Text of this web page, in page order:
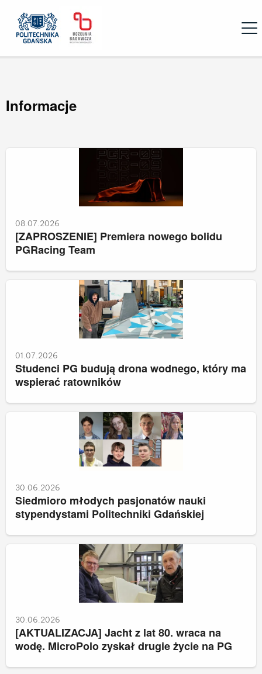
Informacje
08.07.2026
[ZAPROSZENIE] Premiera nowego bolidu
PGRacing Team
01.07.2026
Studenci PG budują drona wodnego, który ma
wspierać ratowników
30.06.2026
Siedmioro młodych pasjonatów nauki
stypendystami Politechniki Gdańskiej
30.06.2026
[AKTUALIZACJA] Jacht z lat 80. wraca na
wodę. MicroPolo zyskał drugie życie na PG